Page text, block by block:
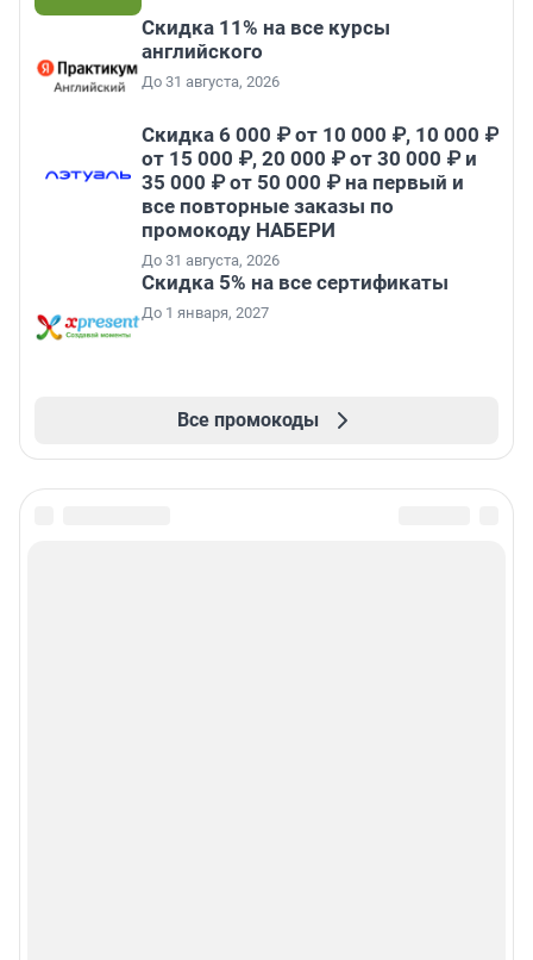
Скидка 11% на все курсы
английского
До 31 августа, 2026
Скидка 6 000 ₽ от 10 000 ₽, 10 000 ₽
от 15 000 ₽, 20 000 ₽ от 30 000 ₽ и
35 000 ₽ от 50 000 ₽ на первый и
все повторные заказы по
промокоду НАБЕРИ
До 31 августа, 2026
Скидка 5% на все сертификаты
До 1 января, 2027
Все промокоды